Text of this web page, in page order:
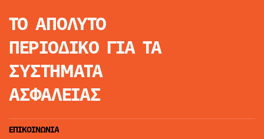
ΤΟ ΑΠΟΛΥΤΟ
ΠΕΡΙΟΔΙΚΟ ΓΙΑ ΤΑ
ΣΥΣΤΗΜΑΤΑ
ΑΣΦΑΛΕΙΑΣ
ΕΠΙΚΟΙΝΩΝΙΑ